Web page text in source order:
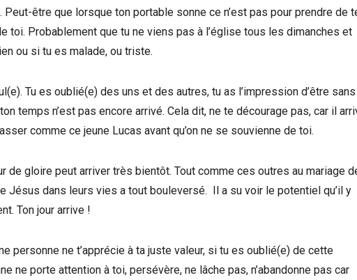
être que lorsque ton portable sonne ce n’est pas pour prendre de
toi. Probablement que tu ne viens pas à l’église tous les dimanches et
ou si tu es malade, ou triste.
Tu es oublié(e) des uns et des autres, tu as l’impression d’être sans
temps n’est pas encore arrivé. Cela dit, ne te décourage pas, car il
comme ce jeune Lucas avant qu’on ne se souvienne de toi.
de gloire peut arriver très bientôt. Tout comme ces outres au mariage
Jésus dans leurs vies a tout bouleversé. Il a su voir le potentiel qu’il y
Ton jour arrive !
personne ne t’apprécie à ta juste valeur, si tu es oublié(e) de cette
ne porte attention à toi, persévère, ne lâche pas, n’abandonne pas car